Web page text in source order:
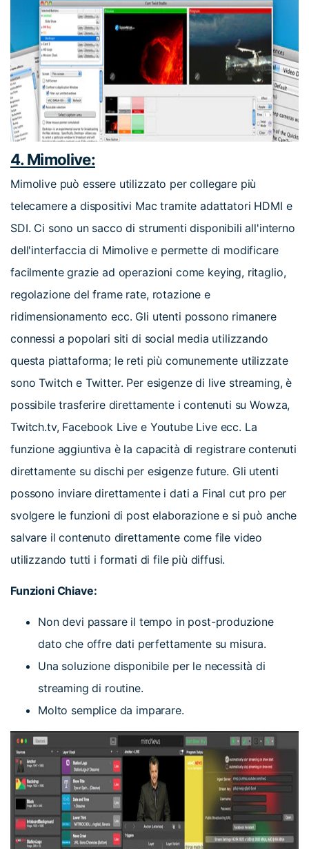
4. Mimolive:
Mimolive può essere utilizzato per collegare più
telecamere a dispositivi Mac tramite adattatori HDMI e
SDI. Ci sono un sacco di strumenti disponibili all'interno
dell'interfaccia di Mimolive e permette di modificare
facilmente grazie ad operazioni come keying, ritaglio,
regolazione del frame rate, rotazione e
ridimensionamento ecc. Gli utenti possono rimanere
connessi a popolari siti di social media utilizzando
questa piattaforma; le reti più comunemente utilizzate
sono Twitch e Twitter. Per esigenze di live streaming, è
possibile trasferire direttamente i contenuti su Wowza,
Twitch.tv, Facebook Live e Youtube Live ecc. La
funzione aggiuntiva è la capacità di registrare contenuti
direttamente su dischi per esigenze future. Gli utenti
possono inviare direttamente i dati a Final cut pro per
svolgere le funzioni di post elaborazione e si può anche
salvare il contenuto direttamente come file video
utilizzando tutti i formati di file più diffusi.
Funzioni Chiave:
Non devi passare il tempo in post-produzione
dato che offre dati perfettamente su misura.
Una soluzione disponibile per le necessità di
streaming di routine.
Molto semplice da imparare.